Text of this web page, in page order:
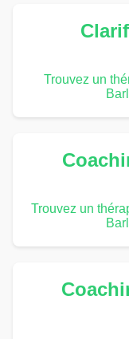
Trouvez un
Trouvez un